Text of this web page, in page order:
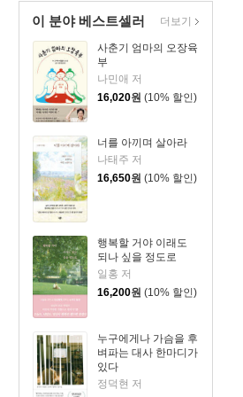
이 분야 베스트셀러
사춘기 엄마의 오장육
부
나민애 저
16,020원 (10% 할인)
너를 아끼며 살아라
나태주 저
16,650원 (10% 할인)
행복할 거야 이래도
되나 싶을 정도로
일홍 저
16,200원 (10% 할인)
누구에게나 가슴을 후
벼파는 대사 한마디가
있다
정덕현 저
더보기